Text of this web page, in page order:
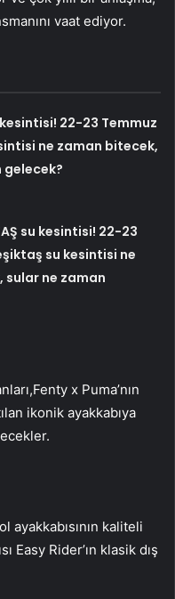
vaat ediyor.
kesintisi! 22-23 Temmuz
ne zaman bitecek,
gelecek?
su kesintisi! 22-23
su kesintisi ne
sular ne zaman
Fenty x Puma’nın
ikonik ayakkabıya
ayakkabısının kaliteli
Easy Rider’ın klasik dış